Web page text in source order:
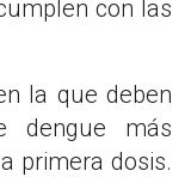
con las
la que deben
dengue más
primera dosis.